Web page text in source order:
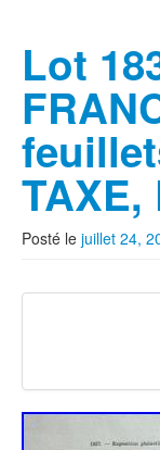
Lot
TAXE,
Posté le juillet 24,